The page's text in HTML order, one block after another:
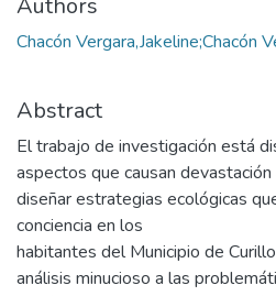
Chacón Vergara,Jakeline;Chacón
Abstract
El trabajo de investigación está
aspectos que causan
diseñar estrategias ecológicas
conciencia en los
habitantes del Municipio de
análisis minucioso a las